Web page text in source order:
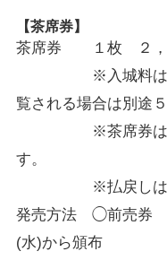
【茶席券】
茶席券 １枚 ２，５
※入城料
覧される場合は別途
※茶席券
す。
※払戻しは
発売方法 ◯前売券
(水)から頒布